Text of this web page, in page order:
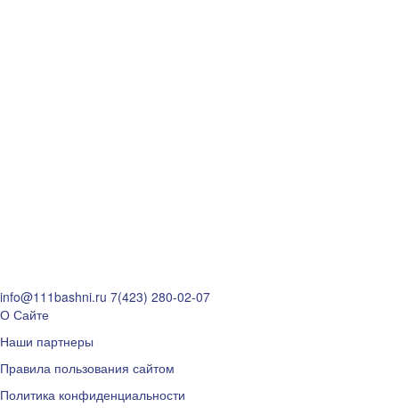
info@111bashni.ru 7(423) 280-02-07
О Сайте
Наши партнеры
Правила пользования сайтом
Политика конфиденциальности